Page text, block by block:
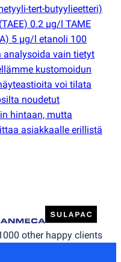
tert-butyylieetteri)
(TAEE) 0.2 µg/l TAME
5 µg/l etanoli 100
vain tietyt
kustomoidun
voi tilata
noudetut
hintaan, mutta
asiakkaalle erillistä
other happy clients